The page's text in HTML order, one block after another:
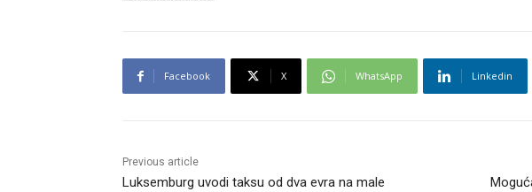
Facebook X WhatsApp Linkedin
Previous article
Luksemburg uvodi taksu od dva evra na male